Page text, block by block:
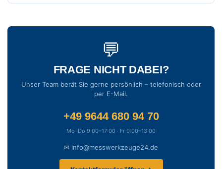
💬
FRAGE NICHT DABEI?
Unser Team berät Sie gerne persönlich – telefonisch oder
per E-Mail.
+49 9644 680 94 70
Mo–Do 9:00–17:00 · Fr 9:00–13:00
✉ info@messwerkzeuge24.de